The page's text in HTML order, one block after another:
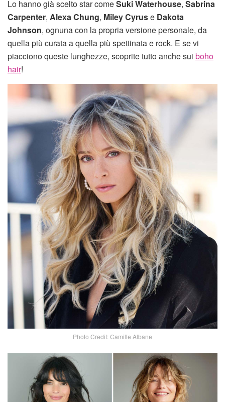
Lo hanno già scelto star comeSuki Waterhouse, Sabrina
Carpenter, Alexa Chung, Miley Cyruse Dakota
Johnson, ognuna con la propria versione personale, da
quella più curata a quella più spettinata e rock. E se vi
piacciono queste lunghezze, scoprite tutto anche sui boho
hair!
Photo Credit: Camille Albane